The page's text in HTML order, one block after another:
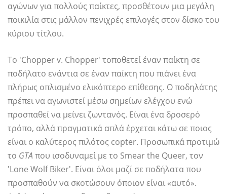
αγώνων για πολλούς παίκτες, προσθέτουν μια μεγάλη
ποικιλία στις μάλλον πενιχρές επιλογές στον δίσκο του
κύριου τίτλου.
Το 'Chopper v. Chopper' τοποθετεί έναν παίκτη σε
ποδήλατο ενάντια σε έναν παίκτη που πιάνει ένα
πλήρως οπλισμένο ελικόπτερο επίθεσης. Ο ποδηλάτης
πρέπει να αγωνιστεί μέσω σημείων ελέγχου ενώ
προσπαθεί να μείνει ζωντανός. Είναι ένα δροσερό
τρόπο, αλλά πραγματικά απλά έρχεται κάτω σε ποιος
είναι ο καλύτερος πιλότος copter. Προσωπικά προτιμώ
το GTA που ισοδυναμεί με το Smear the Queer, τον
'Lone Wolf Biker'. Είναι όλοι μαζί σε ποδήλατα που
προσπαθούν να σκοτώσουν όποιον είναι «αυτό».